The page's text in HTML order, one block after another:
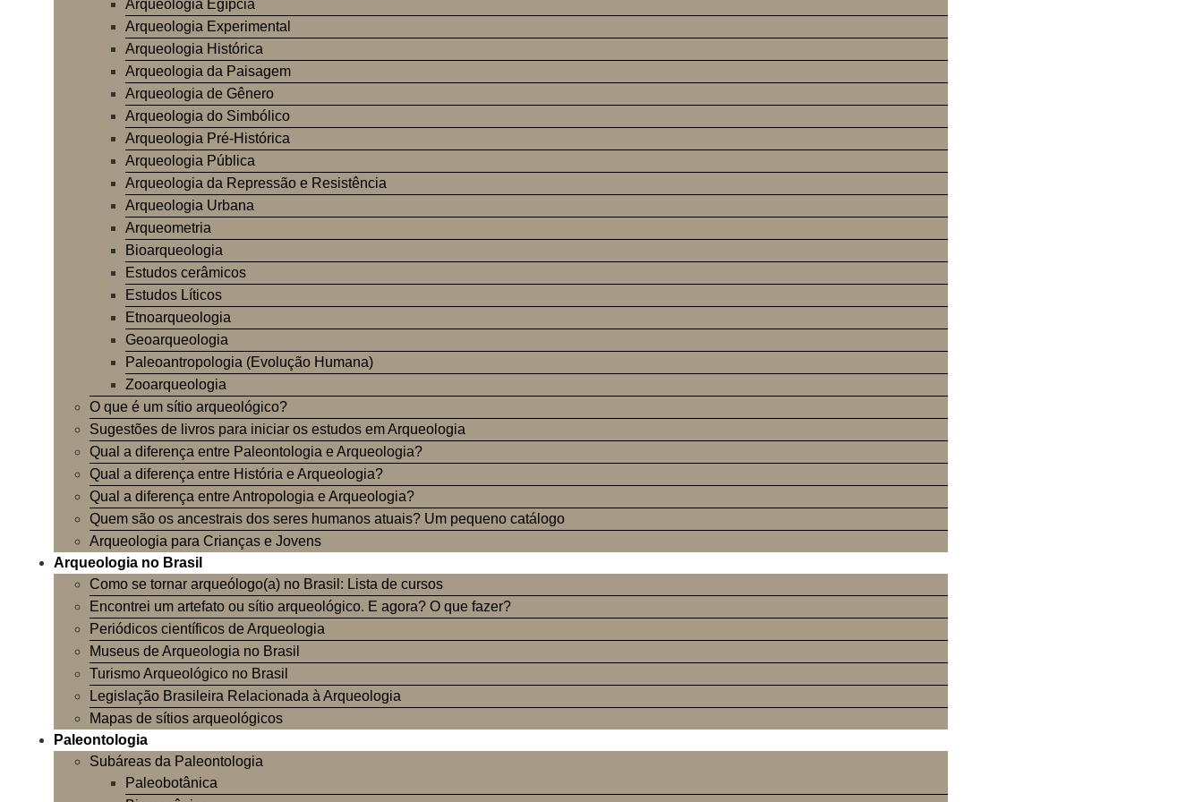
Arqueologia Egípcia
Arqueologia Experimental
Arqueologia Histórica
Arqueologia da Paisagem
Arqueologia de Gênero
Arqueologia do Simbólico
Arqueologia Pré-Histórica
Arqueologia Pública
Arqueologia da Repressão e Resistência
Arqueologia Urbana
Arqueometria
Bioarqueologia
Estudos cerâmicos
Estudos Líticos
Etnoarqueologia
Geoarqueologia
Paleoantropologia (Evolução Humana)
Zooarqueologia
O que é um sítio arqueológico?
Sugestões de livros para iniciar os estudos em Arqueologia
Qual a diferença entre Paleontologia e Arqueologia?
Qual a diferença entre História e Arqueologia?
Qual a diferença entre Antropologia e Arqueologia?
Quem são os ancestrais dos seres humanos atuais? Um pequeno catálogo
Arqueologia para Crianças e Jovens
Arqueologia no Brasil
Como se tornar arqueólogo(a) no Brasil: Lista de cursos
Encontrei um artefato ou sítio arqueológico. E agora? O que fazer?
Periódicos científicos de Arqueologia
Museus de Arqueologia no Brasil
Turismo Arqueológico no Brasil
Legislação Brasileira Relacionada à Arqueologia
Mapas de sítios arqueológicos
Paleontologia
Subáreas da Paleontologia
Paleobotânica